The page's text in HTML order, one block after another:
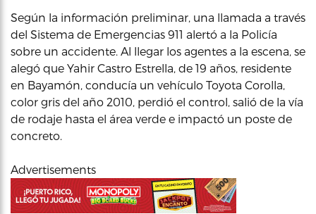
Según la información preliminar, una llamada a través
del Sistema de Emergencias 911 alertó a la Policía
sobre un accidente. Al llegar los agentes a la escena, se
alegó que Yahir Castro Estrella, de 19 años, residente
en Bayamón, conducía un vehículo Toyota Corolla,
color gris del año 2010, perdió el control, salió de la vía
de rodaje hasta el área verde e impactó un poste de
concreto.
Advertisements